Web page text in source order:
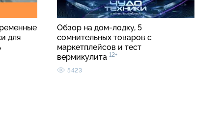
для
Обзор на дом-лодку, 5
сомнительных товаров с
маркетплейсов и тест
вермикулита 12+
5423